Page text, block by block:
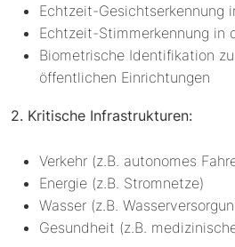
Echtzeit-Gesichtserkennung
Echtzeit-Stimmerkennung in
Biometrische Identifikation
öffentlichen Einrichtungen
2. Kritische Infrastrukturen:
Verkehr (z.B. autonomes
Energie (z.B. Stromnetze)
Wasser (z.B.
Gesundheit (z.B.